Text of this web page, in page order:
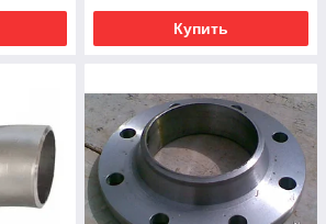
Купить